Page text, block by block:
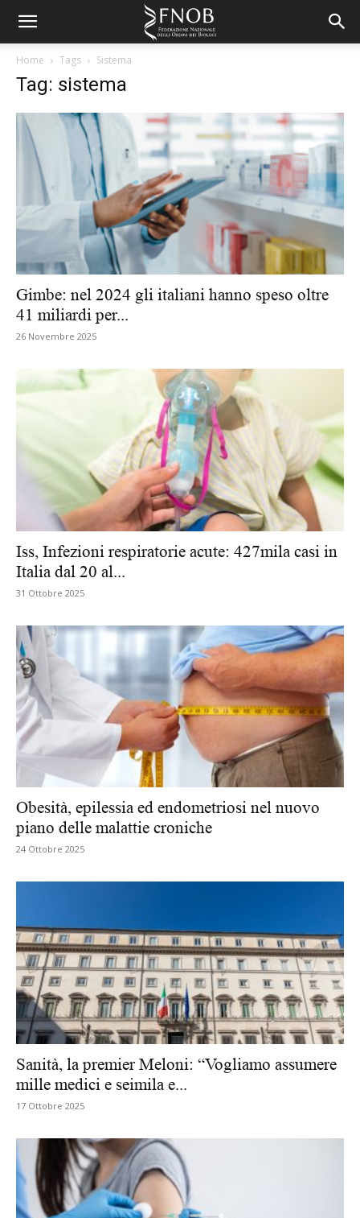
Home Tags Sistema
Tag: sistema
Gimbe: nel 2024 gli italiani hanno speso oltre
41 miliardi per...
26 Novembre 2025
Iss, Infezioni respiratorie acute: 427mila casi in
Italia dal 20 al...
31 Ottobre 2025
Obesità, epilessia ed endometriosi nel nuovo
piano delle malattie croniche
24 Ottobre 2025
Sanità, la premier Meloni: “Vogliamo assumere
mille medici e seimila e...
17 Ottobre 2025